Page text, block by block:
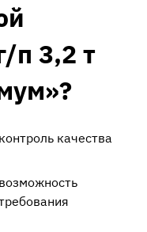
п 3,2 т
контроль качества
возможность